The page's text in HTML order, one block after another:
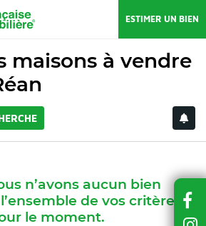
ESTIMER UN BIEN
maisons à vendre
n’avons aucun bien
de vos critères
le moment.